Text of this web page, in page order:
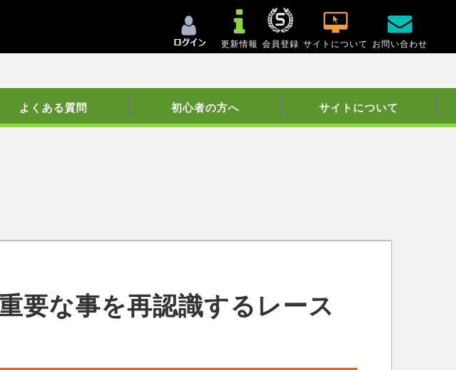
更新情報 会員登録 サイトについて お問い合わせ
よくある質問 初心者の方へ サイトについて
要な事を再認識するレース